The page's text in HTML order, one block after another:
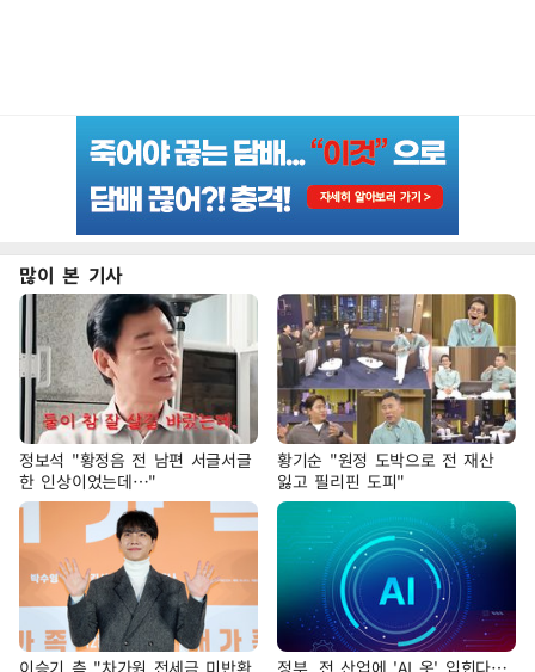
많이 본 기사
정보석 "황정음 전 남편 서글서글
한 인상이었는데…"
황기순 "원정 도박으로 전 재산
잃고 필리핀 도피"